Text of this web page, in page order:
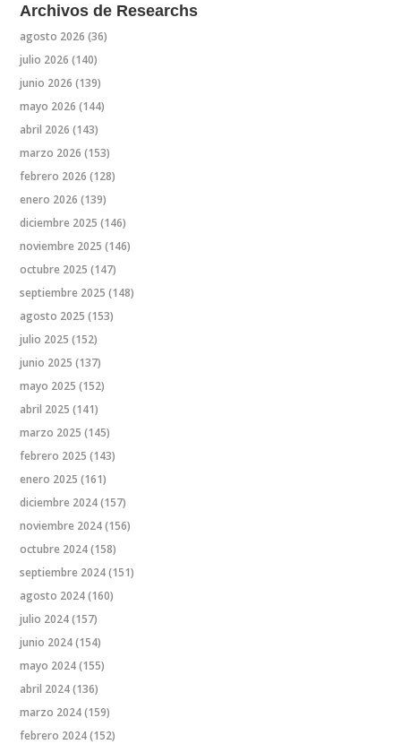
Archivos de Researchs
agosto 2026 (36)
julio 2026 (140)
junio 2026 (139)
mayo 2026 (144)
abril 2026 (143)
marzo 2026 (153)
febrero 2026 (128)
enero 2026 (139)
diciembre 2025 (146)
noviembre 2025 (146)
octubre 2025 (147)
septiembre 2025 (148)
agosto 2025 (153)
julio 2025 (152)
junio 2025 (137)
mayo 2025 (152)
abril 2025 (141)
marzo 2025 (145)
febrero 2025 (143)
enero 2025 (161)
diciembre 2024(157)
noviembre 2024(156)
octubre 2024(158)
septiembre 2024(151)
agosto 2024(160)
julio 2024(157)
junio 2024(154)
mayo 2024(155)
abril 2024(136)
marzo 2024(159)
febrero 2024(152)